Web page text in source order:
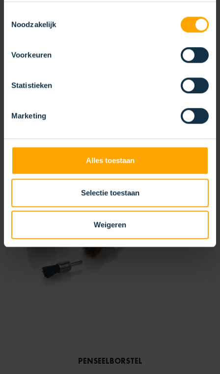
Noodzakelijk
Voorkeuren
Statistieken
Marketing
Alles toestaan
Selectie toestaan
Weigeren
PENSEELBORSTEL